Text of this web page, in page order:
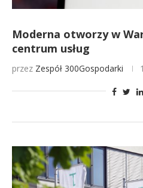
Moderna otworzy w
centrum usług
przez Zespół 300Gospodarki